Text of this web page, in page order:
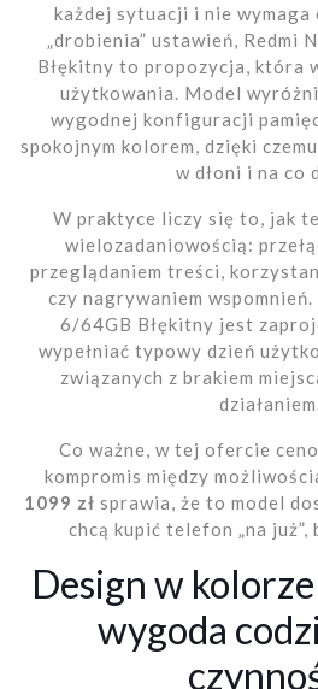
każdej sytuacji i nie wymaga
„drobienia” ustawień, Redmi
Błękitny to propozycja, która
użytkowania. Model
wygodnej konfiguracji
spokojnym kolorem, dzięki
w dłoni i na co
W praktyce liczy się to, jak
wielozadaniowością:
przeglądaniem treści,
czy nagrywaniem
6/64GB Błękitny jest
wypełniać typowy dzień
związanych z brakiem
Co ważne, w tej ofercie
kompromis między
1099 zł sprawia, że to model
chcą kupić telefon „na już”,
Design w
wygoda